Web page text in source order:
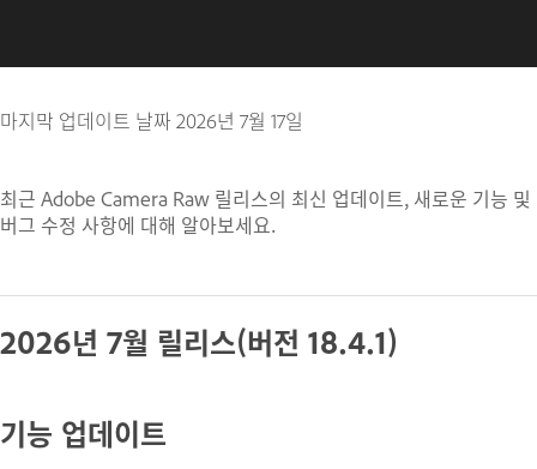
마지막 업데이트 날짜2026년 7월 17일
최근 Adobe Camera Raw 릴리스의 최신 업데이트, 새로운 기능 및
버그 수정 사항에 대해 알아보세요.
2026년 7월 릴리스(버전 18.4.1)
기능 업데이트